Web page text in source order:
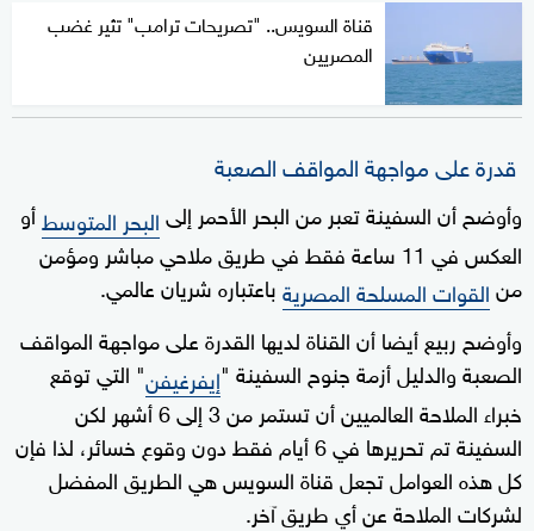
قناة السويس.. "تصريحات ترامب" تثير غضب
المصريين
قدرة على مواجهة المواقف الصعبة
وأوضح أن السفينة تعبر من البحر الأحمر إلىالبحر المتوسطأو
العكس في 11 ساعة فقط في طريق ملاحي مباشر ومؤمن
منالقوات المسلحة المصريةباعتباره شريان عالمي.
وأوضح ربيع أيضا أن القناة لديها القدرة على مواجهة المواقف
الصعبة والدليل أزمة جنوح السفينة "إيفرغيفن" التي توقع
خبراء الملاحة العالميين أن تستمر من 3 إلى 6 أشهر لكن
السفينة تم تحريرها في 6 أيام فقط دون وقوع خسائر، لذا فإن
كل هذه العوامل تجعل قناة السويس هي الطريق المفضل
لشركات الملاحة عن أي طريق آخر.